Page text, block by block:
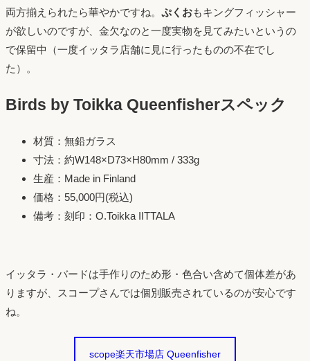
両方揃えられたら華やかですね。 ぷくおもキングフィッシャー
が欲しいのですが、金欠なのと一度実物を見てみたいというの
で保留中（一度イッタラ店舗に見に行ったものの不在でし
た）。
Birds by Toikka Queenfisherスペック
材質：無鉛ガラス
寸法：約W148×D73×H80mm / 333g
生産：Made in Finland
価格：55,000円(税込)
備考：刻印：O.Toikka IITTALA
イッタラ・バードは手作りのため形・色合い含めて個体差があ
りますが、スコープさんでは個別販売されているのが安心です
ね。
scope楽天市場店 Queenfisher